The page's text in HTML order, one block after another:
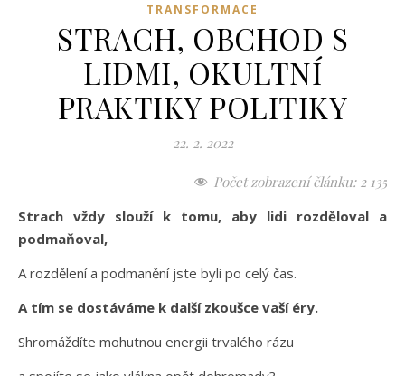
TRANSFORMACE
STRACH, OBCHOD S
LIDMI, OKULTNÍ
PRAKTIKY POLITIKY
22. 2. 2022
Počet zobrazení článku: 2 135
Strach vždy slouží k tomu, aby lidi rozděloval a
podmaňoval,
A rozdělení a podmanění jste byli po celý čas.
A tím se dostáváme k další zkoušce vaší éry.
Shromáždíte mohutnou energii trvalého rázu